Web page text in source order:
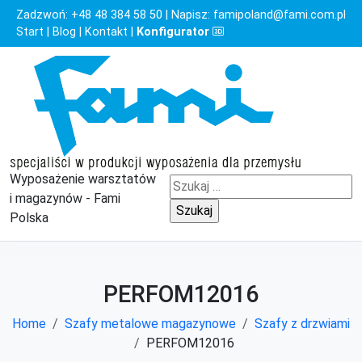
Zadzwoń: +48 48 384 58 50 | Napisz: famipoland@fami.com.pl
Start
Blog Kontakt Konfigurator
Wyposażenie warsztatów
i magazynów - Fami
Polska
Szukaj:
PERFOM12016
Home Szafy metalowe magazynowe
Szafy z drzwiami
PERFOM12016